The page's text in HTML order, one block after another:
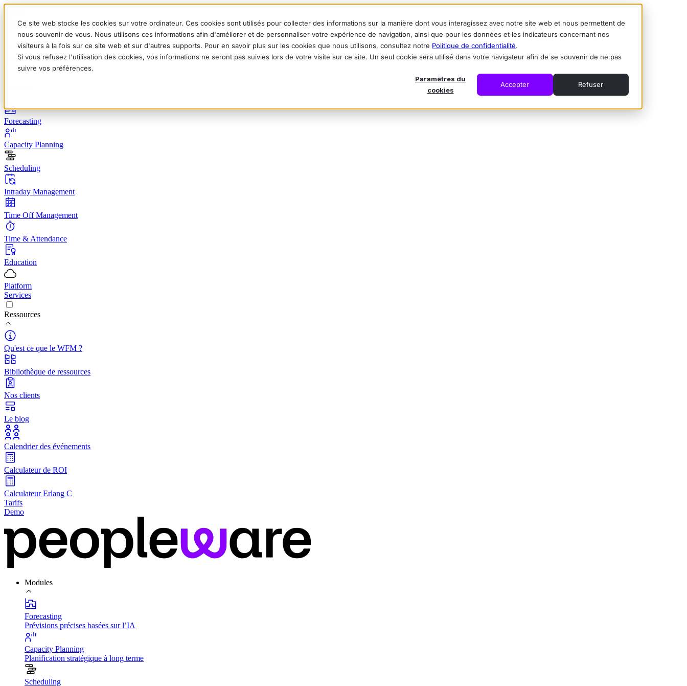
Ce site web stocke les cookies sur votre ordinateur. Ces cookies sont utilisés pour collecter des informations sur la manière dont vous interagissez avec notre site web et nous permettent de
nous souvenir de vous. Nous utilisons ces informations afin d'améliorer et de personnaliser votre expérience de navigation, ainsi que pour les données et les indicateurs concernant nos
visiteurs à la fois sur ce site web et sur d'autres supports. Pour en savoir plus sur les cookies que nous utilisons, consultez notre Politique de confidentialité.
Si vous refusez l'utilisation des cookies, vos informations ne seront pas suivies lors de votre visite sur ce site. Un seul cookie sera utilisé dans votre navigateur afin de se souvenir de ne pas
suivre vos préférences.
Paramètres du
cookies
Accepter Refuser
EnglishDeutschFrançaisEspañolItaliano
Forecasting
Capacity Planning
Scheduling
Intraday Management
Time Off Management
Time & Attendance
Education
Platform
Services
Ressources
Qu'est ce que le WFM ?
Bibliothèque de ressources
Nos clients
Le blog
Calendrier des événements
Calculateur de ROI
Calculateur Erlang C
Tarifs
Demo
Modules
Forecasting
Prévisions précises basées sur l’IA
Capacity Planning
Planification stratégique à long terme
Scheduling